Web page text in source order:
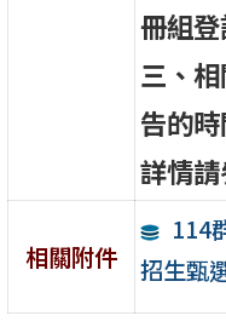
冊組登
三、
告的
詳情
相關附件
114
招生甄